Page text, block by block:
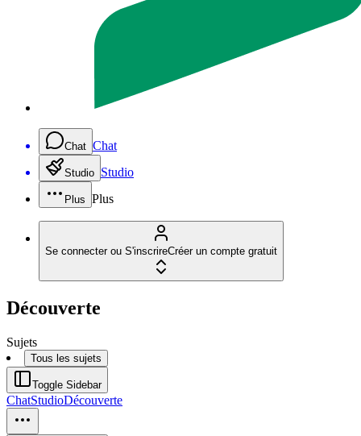
Chat Chat
Studio Studio
Plus Plus
Se connecter ou S'inscrireCréer un compte gratuit
Découverte
Sujets
Tous les sujets
Toggle Sidebar
ChatStudioDécouverte